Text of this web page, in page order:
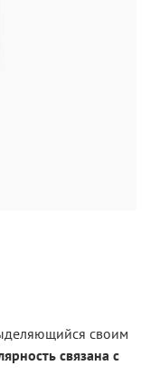
своим
связана с